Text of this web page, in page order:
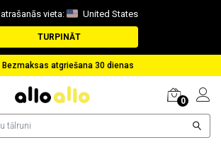
vieta: United States
TURPINĀT
nozaudētas pakas gadījumā
0